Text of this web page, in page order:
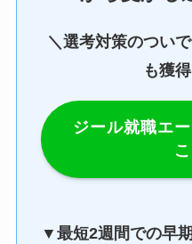
＼選考対策のつい
も獲
ジール就職エ
▼最短2週間での早